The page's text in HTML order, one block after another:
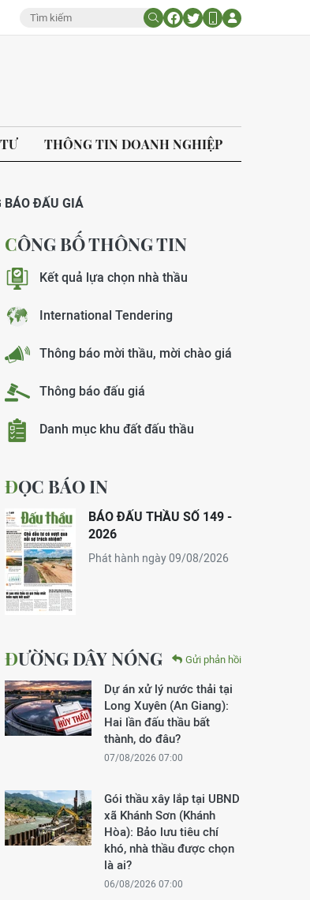
THÔNG TIN DOANH NGHIỆP
BÁO ĐẤU GIÁ
CÔNG BỐ THÔNG TIN
Kết quả lựa chọn nhà thầu
International Tendering
Thông báo mời thầu, mời chào giá
Thông báo đấu giá
Danh mục khu đất đấu thầu
ĐỌC BÁO IN
BÁO ĐẤU THẦU SỐ 149 -
2026
Phát hành ngày 09/08/2026
ĐƯỜNG DÂY NÓNG Gửi phản hồi
Dự án xử lý nước thải tại
Long Xuyên (An Giang):
Hai lần đấu thầu bất
thành, do đâu?
07/08/2026 07:00
Gói thầu xây lắp tại UBND
xã Khánh Sơn (Khánh
Hòa): Bảo lưu tiêu chí
khó, nhà thầu được chọn
là ai?
06/08/2026 07:00